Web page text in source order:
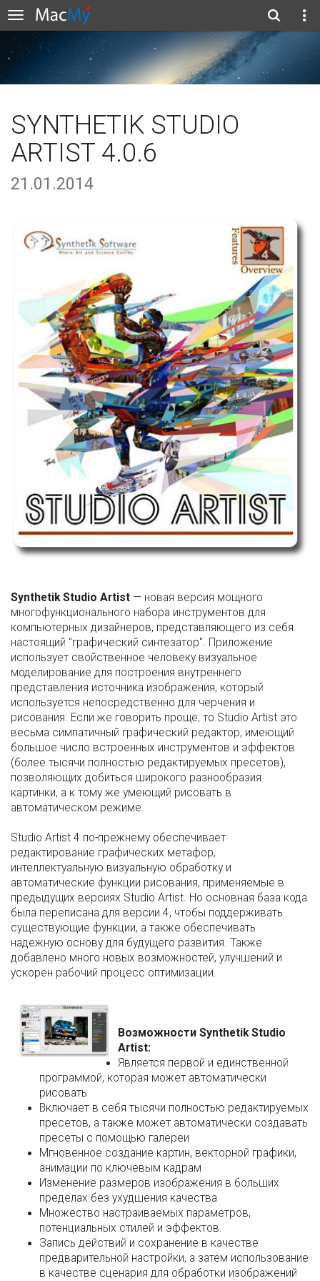
SYNTHETIK STUDIO
ARTIST 4.0.6
21.01.2014
Synthetik Studio Artist — новая версия мощного
многофункционального набора инструментов для
компьютерных дизайнеров, представляющего из себя
настоящий "графический синтезатор". Приложение
использует свойственное человеку визуальное
моделирование для построения внутреннего
представления источника изображения, который
используется непосредственно для черчения и
рисования. Если же говорить проще, то Studio Artist это
весьма симпатичный графический редактор, имеющий
большое число встроенных инструментов и эффектов
(более тысячи полностью редактируемых пресетов),
позволяющих добиться широкого разнообразия
картинки, а к тому же умеющий рисовать в
автоматическом режиме.
Studio Artist 4 по-прежнему обеспечивает
редактирование графических метафор,
интеллектуальную визуальную обработку и
автоматические функции рисования, применяемые в
предыдущих версиях Studio Artist. Но основная база кода
была переписана для версии 4, чтобы поддерживать
существующие функции, а также обеспечивать
надежную основу для будущего развития. Также
добавлено много новых возможностей, улучшений и
ускорен рабочий процесс оптимизации.
Возможности Synthetik Studio
Artist:
Является первой и единственной
программой, которая может автоматически
рисовать
Включает в себя тысячи полностью редактируемых
пресетов, а также может автоматически создавать
пресеты с помощью галереи
Мгновенное создание картин, векторной графики,
анимации по ключевым кадрам
Изменение размеров изображения в больших
пределах без ухудшения качества
Множество настраиваемых параметров,
потенциальных стилей и эффектов.
Запись действий и сохранение в качестве
предварительной настройки, а затем использование
в качестве сценария для обработки изображений